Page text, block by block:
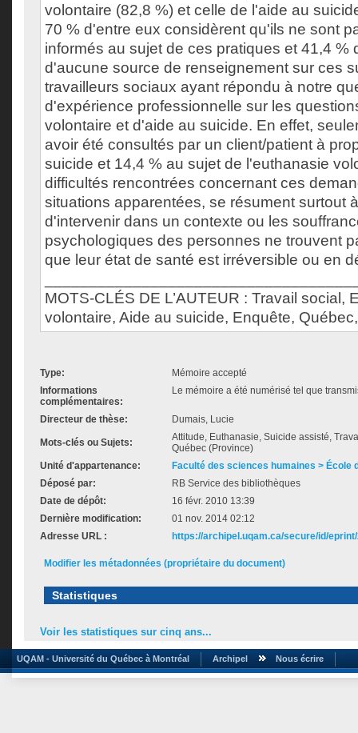
volontaire (82,8 %) et celle de l'aide au
70 % d'entre eux considèrent qu'ils ne sont
informés au sujet de ces pratiques et 41,4 %
d'aucune source de renseignement sur ces
travailleurs sociaux ayant répondu à notre
d'expérience professionnelle sur les
volontaire et d'aide au suicide. En effet,
avoir été consultés par un client/patient à
suicide et 14,4 % au sujet de l'euthanasie
difficultés rencontrées concernant ces
situations apparentées, se résument surtout
d'intervenir dans un contexte ou les
psychologiques des personnes ne trouvent
que leur état de santé est irréversible ou en
MOTS-CLÉS DE L’AUTEUR : Travail social,
volontaire, Aide au suicide, Enquête,
Type:
Mémoire accepté
Informations
complémentaires:
Le mémoire a été numérisé tel que
Directeur de thèse: Dumais, Lucie
Mots-clés ou Sujets:
Attitude, Euthanasie, Suicide assisté,
Québec (Province)
Unité d'appartenance:
Faculté des sciences humaines > École
Déposé par:
RB Service des bibliothèques
Date de dépôt:
16 févr. 2010 13:39
Dernière modification:
01 nov. 2014 02:12
Adresse URL :
https://archipel.uqam.ca/secure/id/
Modifier les métadonnées (propriétaire du document)
Statistiques
Voir les statistiques sur cinq ans...
UQAM - Université du Québec à Montréal Archipel Nous écrire